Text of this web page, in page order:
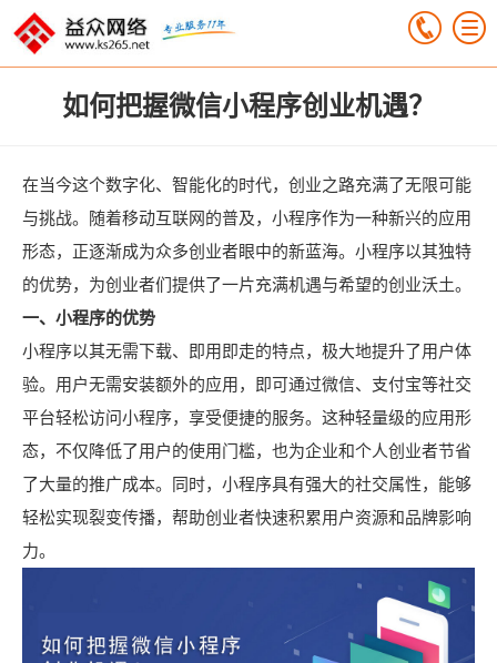
如何把握微信小程序创业机遇？
在当今这个数字化、智能化的时代，创业之路充满了无限可能
与挑战。随着移动互联网的普及，小程序作为一种新兴的应用
形态，正逐渐成为众多创业者眼中的新蓝海。小程序以其独特
的优势，为创业者们提供了一片充满机遇与希望的创业沃土。
一、小程序的优势
小程序以其无需下载、即用即走的特点，极大地提升了用户体
验。用户无需安装额外的应用，即可通过微信、支付宝等社交
平台轻松访问小程序，享受便捷的服务。这种轻量级的应用形
态，不仅降低了用户的使用门槛，也为企业和个人创业者节省
了大量的推广成本。同时，小程序具有强大的社交属性，能够
轻松实现裂变传播，帮助创业者快速积累用户资源和品牌影响
力。